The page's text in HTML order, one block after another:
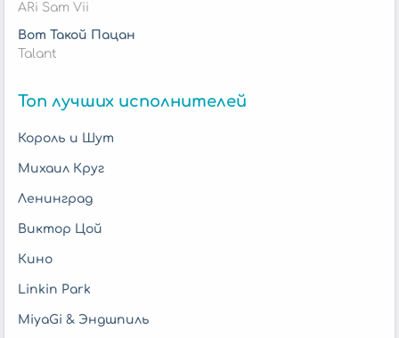
ARi Sam Vii
Вот Такой Пацан
Talant
Топ лучших исполнителей
Король и Шут
Михаил Круг
Ленинград
Виктор Цой
Кино
Linkin Park
MiyaGi & Эндшпиль